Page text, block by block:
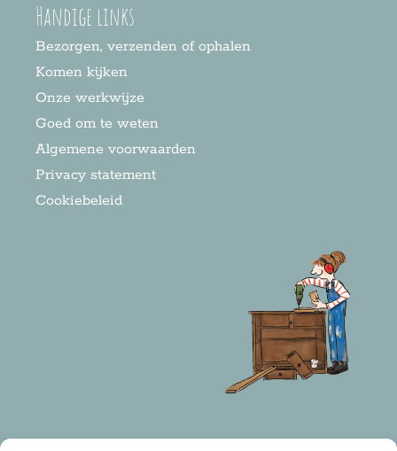
Handige links
Bezorgen, verzenden of ophalen
Komen kijken
Onze werkwijze
Goed om te weten
Algemene voorwaarden
Privacy statement
Cookiebeleid